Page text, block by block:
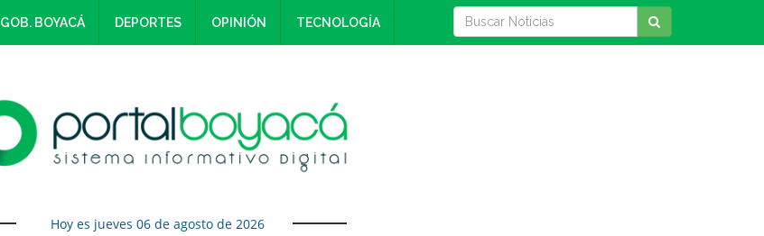
GOB. BOYACÁ DEPORTES OPINIÓN TECNOLOGÍA
Hoy es jueves 06 de agosto de 2026